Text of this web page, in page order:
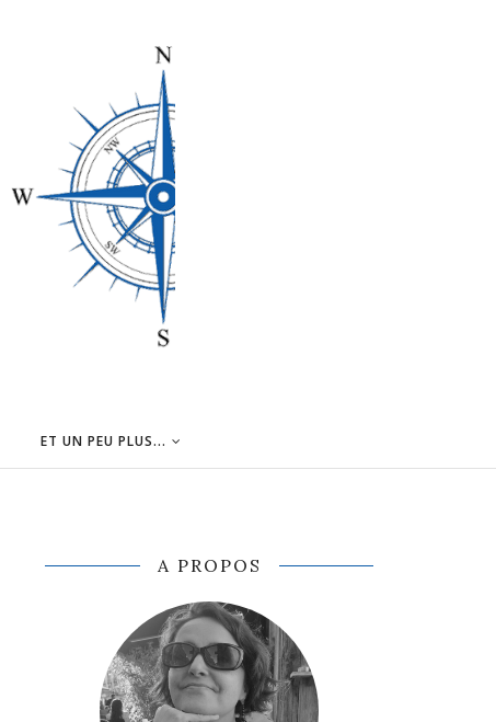
ET UN PEU PLUS...
A PROPOS